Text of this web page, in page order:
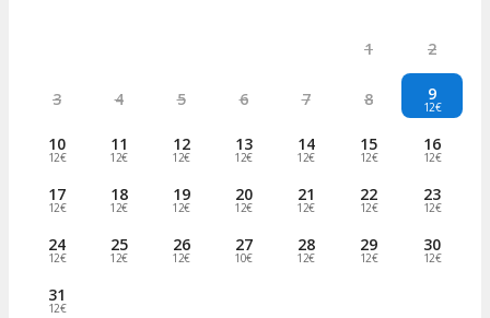
1 2
3 4 5 6 7 8 9
12€
10
12€
11
12€
12
12€
13
12€
14
12€
15
12€
16
12€
17
12€
18
12€
19
12€
20
12€
21
12€
22
12€
23
12€
24
12€
25
12€
26
12€
27
10€
28
12€
29
12€
30
12€
31
12€